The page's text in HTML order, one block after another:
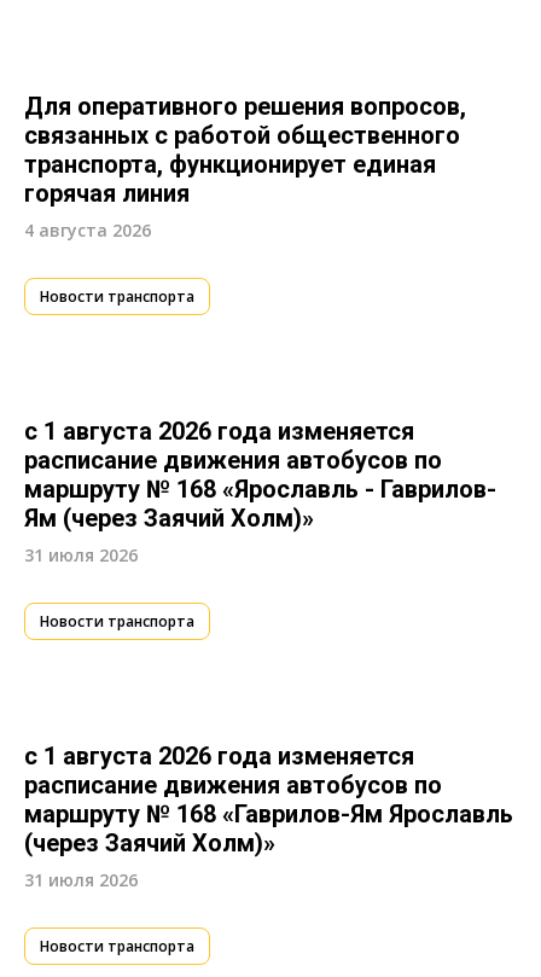
Для оперативного решения вопросов,
связанных с работой общественного
транспорта, функционирует единая
горячая линия
4 августа 2026
Новости транспорта
с 1 августа 2026 года изменяется
расписание движения автобусов по
маршруту № 168 «Ярославль - Гаврилов-
Ям (через Заячий Холм)»
31 июля 2026
Новости транспорта
с 1 августа 2026 года изменяется
расписание движения автобусов по
маршруту № 168 «Гаврилов-Ям Ярославль
(через Заячий Холм)»
31 июля 2026
Новости транспорта